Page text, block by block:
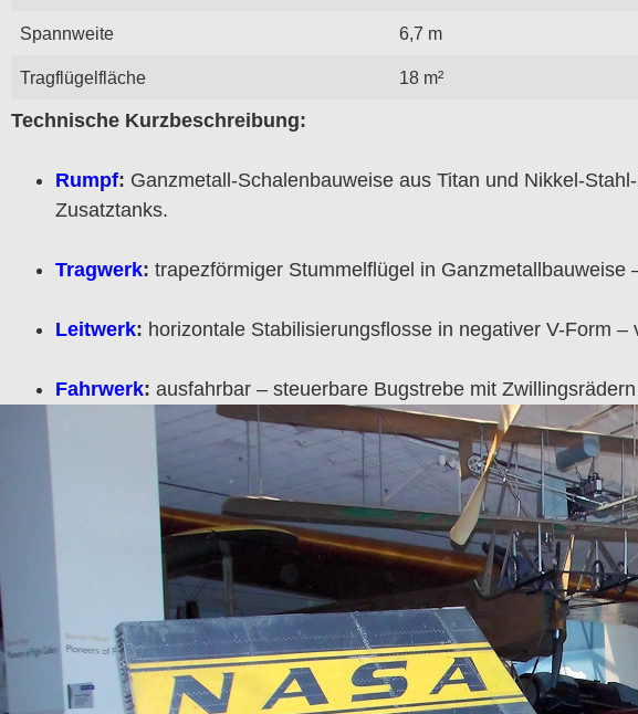
Spannweite 6,7 m
Tragflügelfläche 18 m²
Technische Kurzbeschreibung:
Rumpf: Ganzmetall-Schalenbauweise aus Titan und Nikkel-
Zusatztanks.
Tragwerk: trapezförmiger Stummelflügel in Ganzmetallbauweise
Leitwerk: horizontale Stabilisierungsflosse in negativer V-Form
Fahrwerk: ausfahrbar – steuerbare Bugstrebe mit